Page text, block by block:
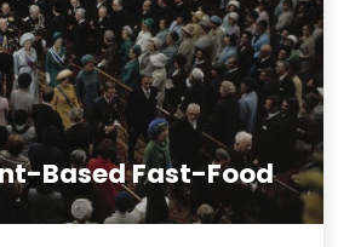
Based Fast-Food